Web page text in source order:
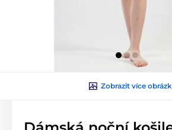
Zobrazit více